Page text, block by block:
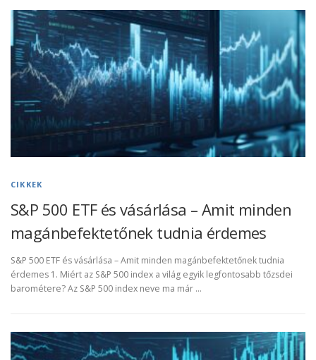
CIKKEK
S&P 500 ETF és vásárlása – Amit minden
magánbefektetőnek tudnia érdemes
S&P 500 ETF és vásárlása – Amit minden magánbefektetőnek tudnia
érdemes 1. Miért az S&P 500 index a világ egyik legfontosabb tőzsdei
barométere? Az S&P 500 index neve ma már …